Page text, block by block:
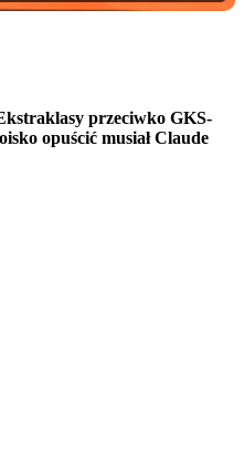
przeciwko GKS-
opuścić musiał Claude